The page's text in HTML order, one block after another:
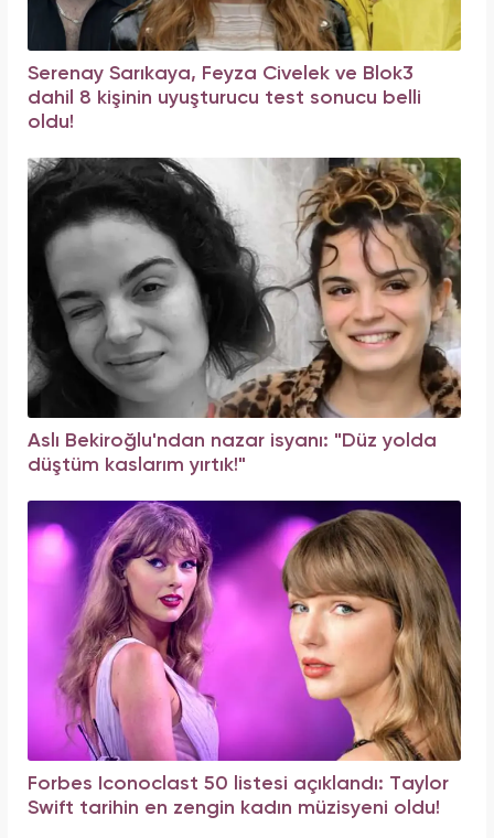
Serenay Sarıkaya, Feyza Civelek ve Blok3
dahil 8 kişinin uyuşturucu test sonucu belli
oldu!
Aslı Bekiroğlu'ndan nazar isyanı: "Düz yolda
düştüm kaslarım yırtık!"
Forbes Iconoclast 50 listesi açıklandı: Taylor
Swift tarihin en zengin kadın müzisyeni oldu!